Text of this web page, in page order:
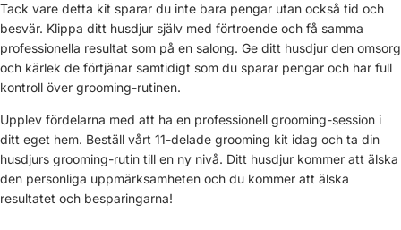
Tack vare detta kit sparar du inte bara pengar utan också tid och
besvär. Klippa ditt husdjur själv med förtroende och få samma
professionella resultat som på en salong. Ge ditt husdjur den omsorg
och kärlek de förtjänar samtidigt som du sparar pengar och har full
kontroll över grooming-rutinen.
Upplev fördelarna med att ha en professionell grooming-session i
ditt eget hem. Beställ vårt 11-delade grooming kit idag och ta din
husdjurs grooming-rutin till en ny nivå. Ditt husdjur kommer att älska
den personliga uppmärksamheten och du kommer att älska
resultatet och besparingarna!